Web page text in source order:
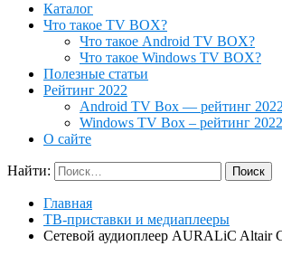
Каталог
Что такое TV BOX?
Что такое Android TV BOX?
Что такое Windows TV BOX?
Полезные статьи
Рейтинг 2022
Android TV Box — рейтинг 2022
Windows TV Box – рейтинг 2022
О сайте
Найти:
Главная
ТВ-приставки и медиаплееры
Сетевой аудиоплеер AURALiC Altair